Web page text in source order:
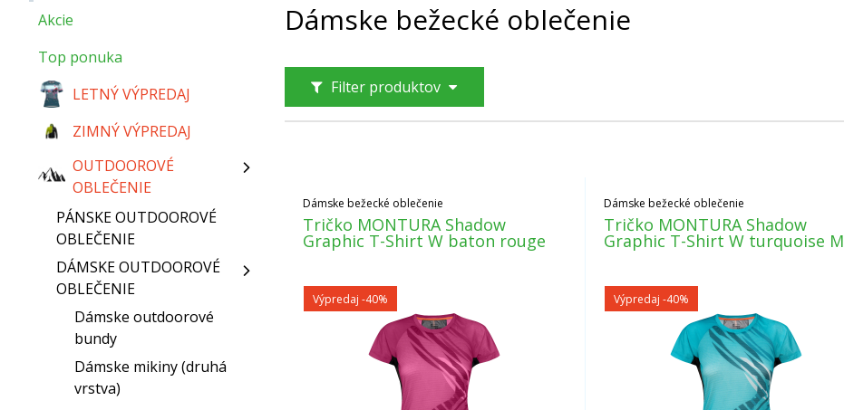
Dámske bežecké oblečenie
Filter produktov
Dámske bežecké oblečenie
Tričko MONTURA Shadow
Graphic T-Shirt W baton rouge
Výpredaj -40%
Dámske bežecké oblečenie
Tričko MONTURA Shadow
Graphic T-Shirt W turquoise M
Výpredaj-40%
Akcie
Top ponuka
LETNÝ VÝPREDAJ
ZIMNÝ VÝPREDAJ
OUTDOOROVÉ
OBLEČENIE
PÁNSKE OUTDOOROVÉ
OBLEČENIE
DÁMSKE OUTDOOROVÉ
OBLEČENIE
Dámske outdoorové
bundy
Dámske mikiny (druhá
vrstva)